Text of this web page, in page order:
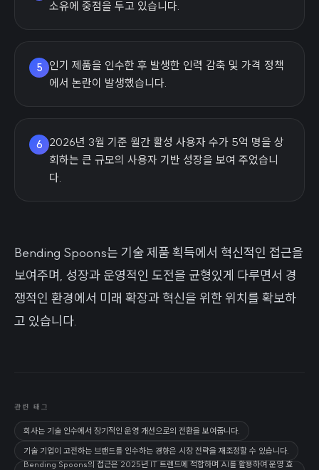
소유에 중점을 두고 있습니다.
5
인기 제품을 인수한 후 발생한 인력 감축 및 가격 정책
에서 논란이 발생했습니다.
6
2026년 3월 기준 월간 활성 사용자 수가 5억 명을 상
회하는 큰 규모의 사용자 기반 성장을 보여 주었습니
다.
Bending Spoons는 기술 제품 획득에서 혁신적인 접근을
보여주며, 성장과 운영적인 도전을 균형있게 다루면서 경
쟁적인 환경에서 미래 확장과 혁신을 위한 위치를 확보하
고 있습니다.
관련 태그
회사는 기술 인수에서 장기적인 운영 개선으로의 전환을 보여줍니다.
기술 기업이 고전하는 브랜드를 인수하는 경향은 시장 전략을 재조정할 수 있습니다.
Bending Spoons의 접근은 2025년 IT 트렌드에 적합하며 AI를 활용하여 운영 효